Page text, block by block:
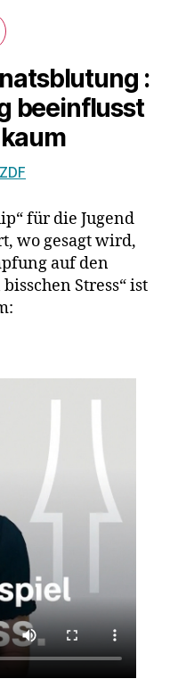
:
beeinflusst
ZDF
für die Jugend
wo gesagt wird,
auf den
Stress“ ist